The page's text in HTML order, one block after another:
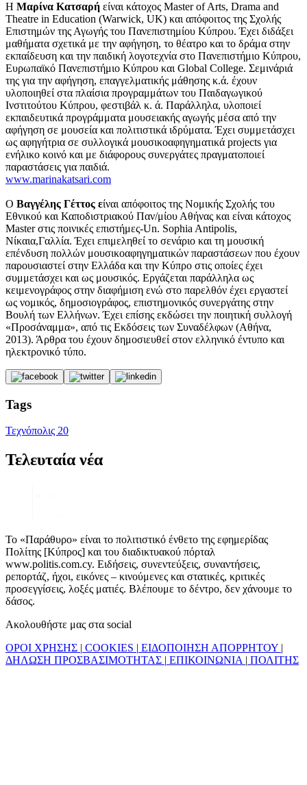
Η Μαρίνα Κατσαρή είναι κάτοχος Master of Arts, Drama and
Theatre in Education (Warwick, UK) και απόφοιτος της Σχολής
Επιστημών της Αγωγής του Πανεπιστημίου Κύπρου. Έχει διδάξει
μαθήματα σχετικά με την αφήγηση, το θέατρο και το δράμα στην
εκπαίδευση και την παιδική λογοτεχνία στο Πανεπιστήμιο Κύπρου,
Ευρωπαϊκό Πανεπιστήμιο Κύπρου και Global College. Σεμινάριά
της για την αφήγηση, επαγγελματικής μάθησης κ.ά. έχουν
υλοποιηθεί στα πλαίσια προγραμμάτων του Παιδαγωγικού
Ινστιτούτου Κύπρου, φεστιβάλ κ. ά. Παράλληλα, υλοποιεί
εκπαιδευτικά προγράμματα μουσειακής αγωγής μέσα από την
αφήγηση σε μουσεία και πολιτιστικά ιδρύματα. Έχει συμμετάσχει
ως αφηγήτρια σε συλλογικά μουσικοαφηγηματικά projects για
ενήλικο κοινό και με διάφορους συνεργάτες πραγματοποιεί
παραστάσεις για παιδιά.
www.marinakatsari.com
Ο Βαγγέλης Γέττος είναι απόφοιτος της Νομικής Σχολής του
Εθνικού και Καποδιστριακού Παν/μίου Αθήνας και είναι κάτοχος
Master στις ποινικές επιστήμες-Un. Sophia Antipolis,
Νίκαια,Γαλλία. Έχει επιμεληθεί το σενάριο και τη μουσική
επένδυση πολλών μουσικοαφηγηματικών παραστάσεων που έχουν
παρουσιαστεί στην Ελλάδα και την Κύπρο στις οποίες έχει
συμμετάσχει και ως μουσικός. Εργάζεται παράλληλα ως
κειμενογράφος στην διαφήμιση ενώ στο παρελθόν έχει εργαστεί
ως νομικός, δημοσιογράφος, επιστημονικός συνεργάτης στην
Βουλή των Ελλήνων. Έχει επίσης εκδώσει την ποιητική συλλογή
«Προσάναμμα», από τις Εκδόσεις των Συναδέλφων (Αθήνα,
2013). Άρθρα του έχουν δημοσιευθεί στον ελληνικό έντυπο και
ηλεκτρονικό τύπο.
Tags
Τεχνόπολις 20
Τελευταία νέα
Το «Παράθυρο» είναι το πολιτιστικό ένθετο της εφημερίδας
Πολίτης [Κύπρος] και του διαδικτυακού πόρταλ
www.politis.com.cy. Ειδήσεις, συνεντεύξεις, συναντήσεις,
ρεπορτάζ, ήχοι, εικόνες – κινούμενες και στατικές, κριτικές
προσεγγίσεις, λοξές ματιές. Βλέπουμε το δέντρο, δεν χάνουμε το
δάσος.
Ακολουθήστε μας στα social
ΟΡΟΙ ΧΡΗΣΗΣ | COOKIES | ΕΙΔΟΠΟΙΗΣΗ ΑΠΟΡΡΗΤΟΥ |
ΔΗΛΩΣΗ ΠΡΟΣΒΑΣΙΜΟΤΗΤΑΣ | ΕΠΙΚΟΙΝΩΝΙΑ | ΠΟΛΙΤΗΣ